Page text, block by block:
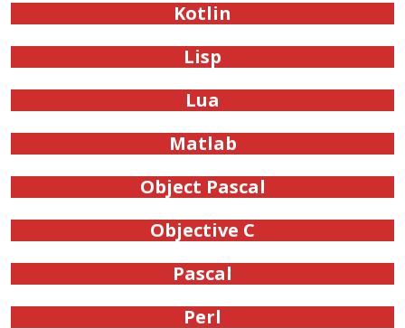
Kotlin
Lisp
Lua
Matlab
Object Pascal
Objective C
Pascal
Perl